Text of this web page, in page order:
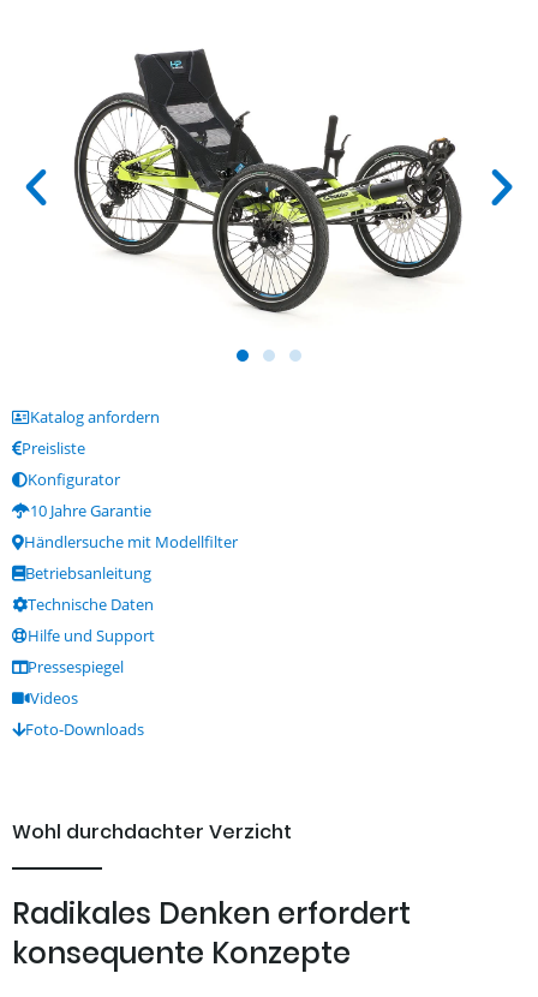
Katalog anfordern
Preisliste
Konfigurator
10 Jahre Garantie
Händlersuche mit Modellfilter
Betriebsanleitung
Technische Daten
Hilfe und Support
Pressespiegel
Videos
Foto-Downloads
Wohl durchdachter Verzicht
Radikales Denken erfordert
konsequente Konzepte